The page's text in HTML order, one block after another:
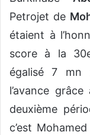
Petrojet de
étaient à
score à la
égalisé 7 mn
l’avance
deuxième
c’est